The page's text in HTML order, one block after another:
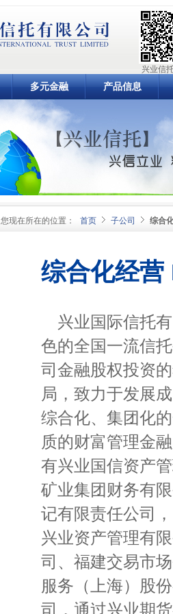
兴业信
多元金融 产品信息
您现在所在的位置： 首页 子公司 综合
综合化经营
兴业国际信托
色的全国一流信
司金融股权投资
局，致力于发展
综合化、集团化
质的财富管理金
有兴业国信资产
矿业集团财务有
记有限责任公司
兴业资产管理有
司、福建交易市
服务（上海）股
司，通过兴业期